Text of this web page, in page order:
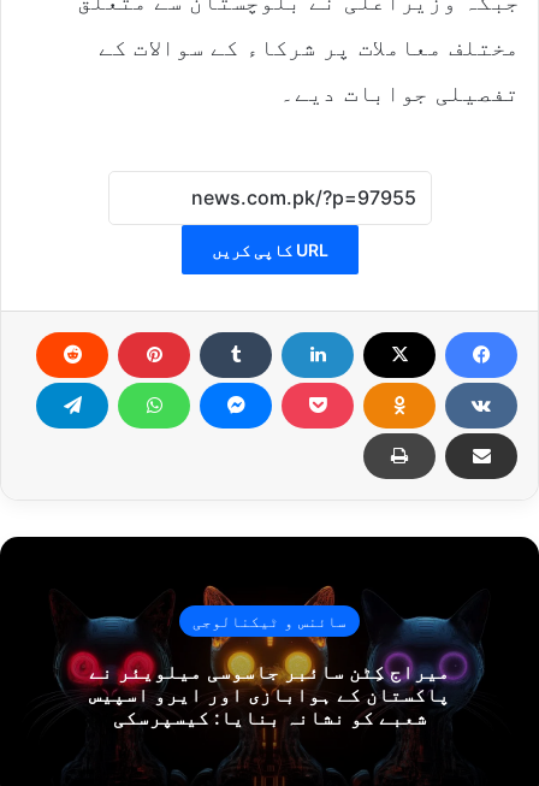
مختلف معاملات پر شرکاء کے سوالات کے
تفصیلی جوابات دیے۔
URL کاپی کریں
سائنس و ٹیکنالوجی
میراج کِٹن سائبر جاسوسی میلویئر نے
پاکستان کے ہوابازی اور ایرو اسپیس
شعبے کو نشانہ بنایا: کیسپرسکی